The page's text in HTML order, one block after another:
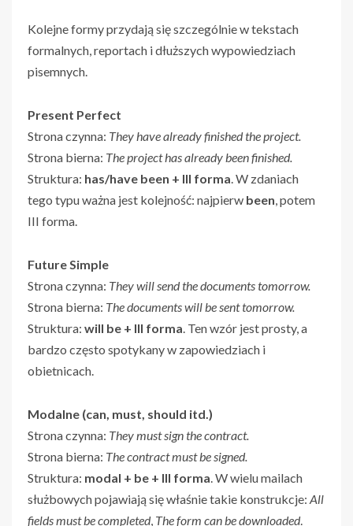
Kolejne formy przydają się szczególnie w tekstach
formalnych, reportach i dłuższych wypowiedziach
pisemnych.
Present Perfect
Strona czynna: They have already finished the project.
Strona bierna: The project has already been finished.
Struktura: has/have been + III forma. W zdaniach
tego typu ważna jest kolejność: najpierw been, potem
III forma.
Future Simple
Strona czynna: They will send the documents tomorrow.
Strona bierna: The documents will be sent tomorrow.
Struktura: will be + III forma. Ten wzór jest prosty, a
bardzo często spotykany w zapowiedziach i
obietnicach.
Modalne (can, must, should itd.)
Strona czynna: They must sign the contract.
Strona bierna: The contract must be signed.
Struktura: modal + be + III forma. W wielu mailach
służbowych pojawiają się właśnie takie konstrukcje: All
fields must be completed, The form can be downloaded.